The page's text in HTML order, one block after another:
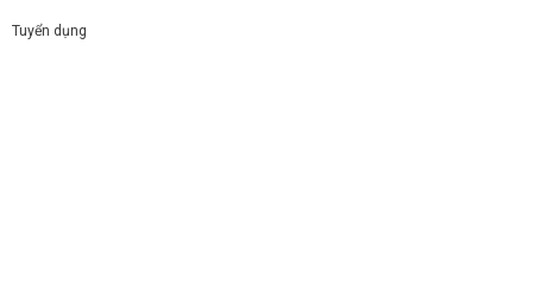
Tuyển dụng